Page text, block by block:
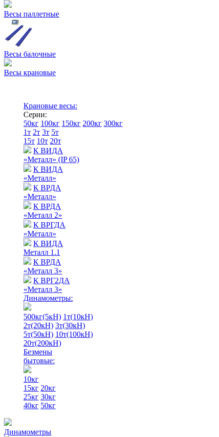
Весы паллетные
Весы балочные
Весы крановые
Крановые весы:
Серии:
50кг 100кг 150кг 200кг 300кг
1т 2т 3т 5т
15т 10т 20т
К ВИДА
«Металл» (IP 65)
К ВИДА
«Металл»
К ВРДА
«Металл»
К ВРДА
«Металл 2»
К ВРГДА
«Металл»
К ВИДА
Металл 1.1
К ВРДА
«Металл 3»
К ВРГ2ДА
«Металл 3»
Динамометры:
500кг(5кН) 1т(10кН)
2т(20кН) 3т(30кН)
5т(50кН) 10т(100кН)
20т(200кН)
Безмены
бытовые:
10кг
15кг 20кг
25кг 30кг
40кг 50кг
Динамометры